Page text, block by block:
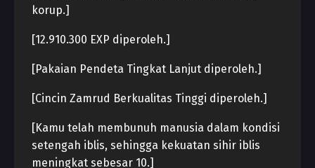
korup.]
[12.910.300 EXP diperoleh.]
[Pakaian Pendeta Tingkat Lanjut diperoleh.]
[Cincin Zamrud Berkualitas Tinggi diperoleh.]
[Kamu telah membunuh manusia dalam kondisi
setengah iblis, sehingga kekuatan sihir iblis
meningkat sebesar 10.]